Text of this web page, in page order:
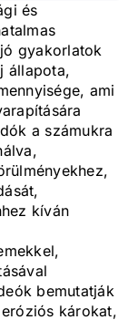
és
gyakorlatok
állapota,
ami
a számukra
kíván
bemutatják
károkat,